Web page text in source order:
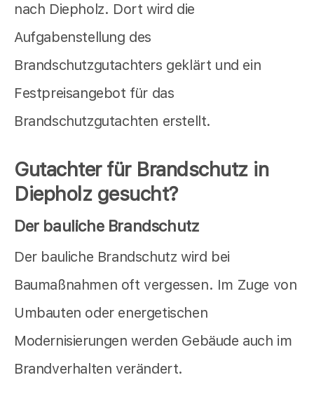
nach Diepholz. Dort wird die
Aufgabenstellung des
Brandschutzgutachters geklärt und ein
Festpreisangebot für das
Brandschutzgutachten erstellt.
Gutachter für Brandschutz in
Diepholz gesucht?
Der bauliche Brandschutz
Der bauliche Brandschutz wird bei
Baumaßnahmen oft vergessen. Im Zuge von
Umbauten oder energetischen
Modernisierungen werden Gebäude auch im
Brandverhalten verändert.